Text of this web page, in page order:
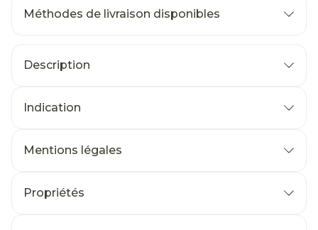
Méthodes de livraison disponibles
Description
Indication
Mentions légales
Propriétés